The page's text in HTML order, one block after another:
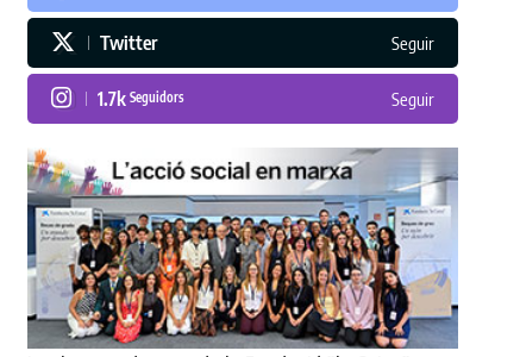
Twitter Seguir
1.7k Seguidors Seguir